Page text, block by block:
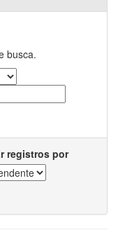
busca.
registros por